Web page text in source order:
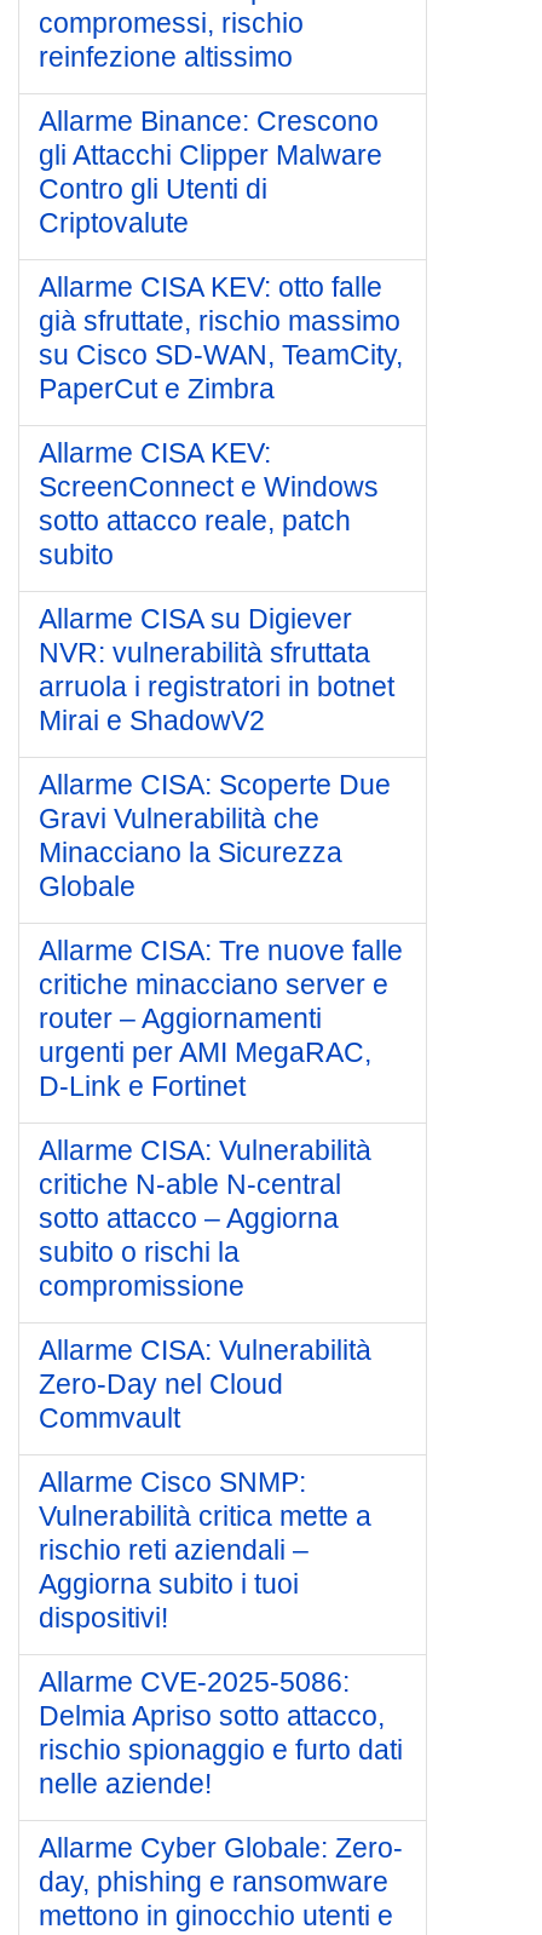
compromessi, rischio
reinfezione altissimo
Allarme Binance: Crescono
gli Attacchi Clipper Malware
Contro gli Utenti di
Criptovalute
Allarme CISA KEV: otto falle
già sfruttate, rischio massimo
su Cisco SD-WAN, TeamCity,
PaperCut e Zimbra
Allarme CISA KEV:
ScreenConnect e Windows
sotto attacco reale, patch
subito
Allarme CISA su Digiever
NVR: vulnerabilità sfruttata
arruola i registratori in botnet
Mirai e ShadowV2
Allarme CISA: Scoperte Due
Gravi Vulnerabilità che
Minacciano la Sicurezza
Globale
Allarme CISA: Tre nuove falle
critiche minacciano server e
router – Aggiornamenti
urgenti per AMI MegaRAC,
D-Link e Fortinet
Allarme CISA: Vulnerabilità
critiche N-able N-central
sotto attacco – Aggiorna
subito o rischi la
compromissione
Allarme CISA: Vulnerabilità
Zero-Day nel Cloud
Commvault
Allarme Cisco SNMP:
Vulnerabilità critica mette a
rischio reti aziendali –
Aggiorna subito i tuoi
dispositivi!
Allarme CVE-2025-5086:
Delmia Apriso sotto attacco,
rischio spionaggio e furto dati
nelle aziende!
Allarme Cyber Globale: Zero-
day, phishing e ransomware
mettono in ginocchio utenti e